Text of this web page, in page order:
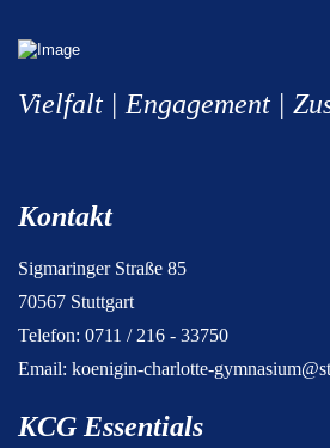
Vielfalt | Engagement |
Kontakt
Sigmaringer Straße 85
70567 Stuttgart
Telefon: 0711 / 216 - 33750
Email: koenigin-charlotte-
KCG Essentials